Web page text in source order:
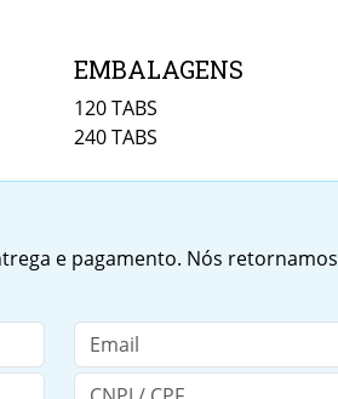
EMBALAGENS
120 TABS
240 TABS
e pagamento. Nós retornamos